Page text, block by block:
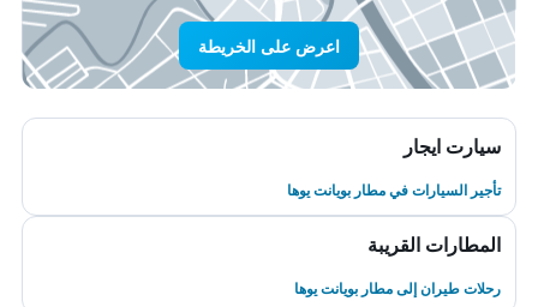
اعرض على الخريطة
سيارت ايجار
تأجير السيارات في مطار بويانت يوها
المطارات القريبة
رحلات طيران إلى مطار بويانت يوها